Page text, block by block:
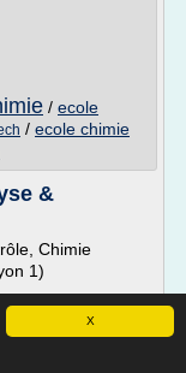
X
/ ecole
/ ecole chimie
&
Chimie
1)
qu'Ingénieur